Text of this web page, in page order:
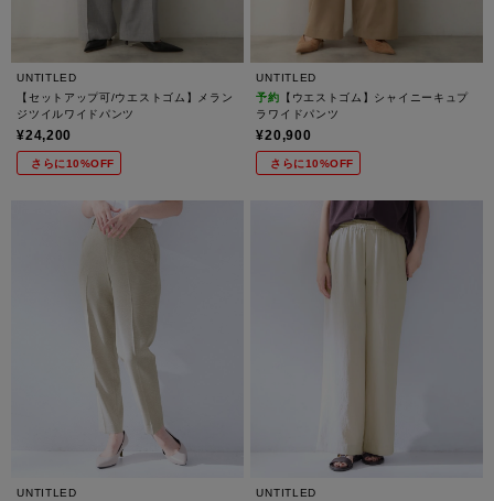
UNTITLED
【セットアップ可/ウエストゴム】メラン
ジツイルワイドパンツ
¥24,200
さらに10%OFF
UNTITLED
予約 【ウエストゴム】シャイニーキュプ
ラワイドパンツ
¥20,900
さらに10%OFF
UNTITLED
UNTITLED